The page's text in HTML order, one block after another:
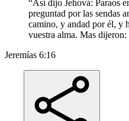
“Así dijo Jehová: Paraos
preguntad por las sendas
camino, y andad por él, y
vuestra alma. Mas dijeron:
Jeremías 6:16